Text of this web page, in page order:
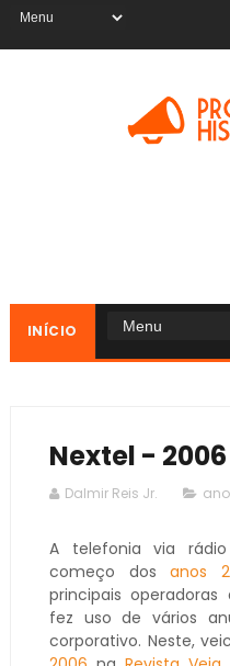
INÍCIO
Nextel - 2006
Dalmir Reis Jr.
A telefonia via
começo dosanos
principais operadoras
fez uso de vários
corporativo. Neste,